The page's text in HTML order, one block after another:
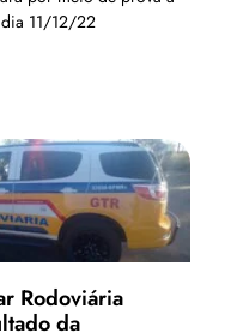
11/12/22
Rodoviária
da